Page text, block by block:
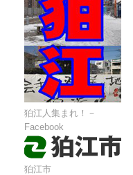
狛江人集まれ！－
Facebook
狛江市